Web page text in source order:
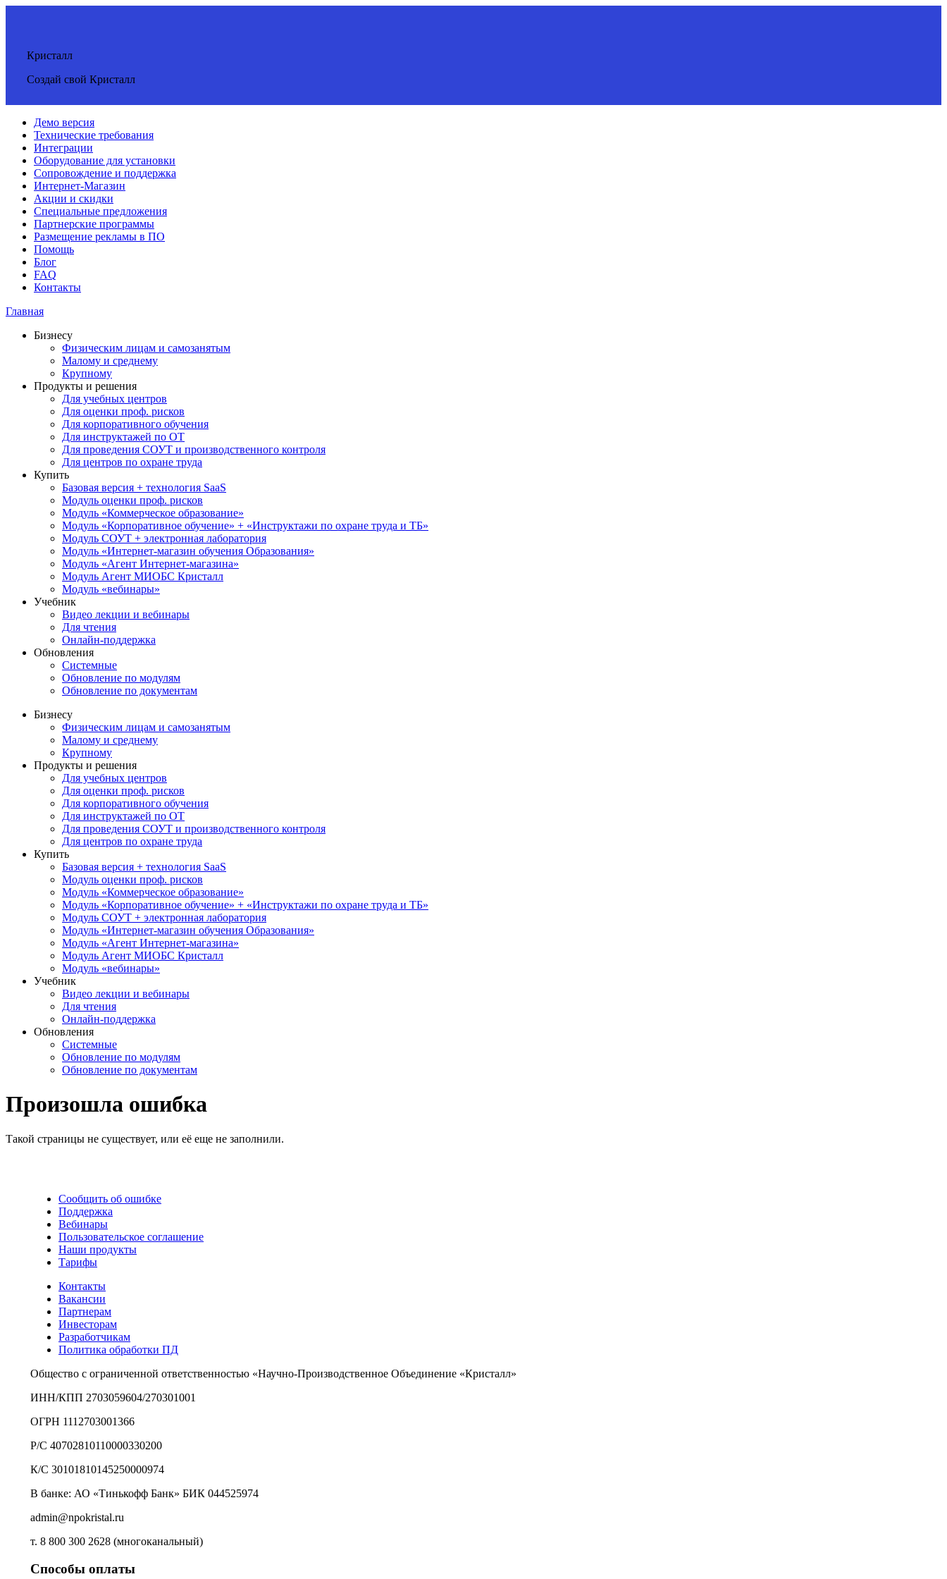
Кристалл
Создай свой Кристалл
Демо версия
Технические требования
Интеграции
Оборудование для установки
Сопровождение и поддержка
Интернет-Магазин
Акции и скидки
Специальные предложения
Партнерские программы
Размещение рекламы в ПО
Помощь
Блог
FAQ
Контакты
Главная
Бизнесу
Физическим лицам и самозанятым
Малому и среднему
Крупному
Продукты и решения
Для учебных центров
Для оценки проф. рисков
Для корпоративного обучения
Для инструктажей по ОТ
Для проведения СОУТ и производственного контроля
Для центров по охране труда
Купить
Базовая версия + технология SaaS
Модуль оценки проф. рисков
Модуль «Коммерческое образование»
Модуль «Корпоративное обучение» + «Инструктажи по охране труда и ТБ»
Модуль СОУТ + электронная лаборатория
Модуль «Интернет-магазин обучения Образования»
Модуль «Агент Интернет-магазина»
Модуль Агент МИОБС Кристалл
Модуль «вебинары»
Учебник
Видео лекции и вебинары
Для чтения
Онлайн-поддержка
Обновления
Системные
Обновление по модулям
Обновление по документам
Бизнесу
Физическим лицам и самозанятым
Малому и среднему
Крупному
Продукты и решения
Для учебных центров
Для оценки проф. рисков
Для корпоративного обучения
Для инструктажей по ОТ
Для проведения СОУТ и производственного контроля
Для центров по охране труда
Купить
Базовая версия + технология SaaS
Модуль оценки проф. рисков
Модуль «Коммерческое образование»
Модуль «Корпоративное обучение» + «Инструктажи по охране труда и ТБ»
Модуль СОУТ + электронная лаборатория
Модуль «Интернет-магазин обучения Образования»
Модуль «Агент Интернет-магазина»
Модуль Агент МИОБС Кристалл
Модуль «вебинары»
Учебник
Видео лекции и вебинары
Для чтения
Онлайн-поддержка
Обновления
Системные
Обновление по модулям
Обновление по документам
Произошла ошибка
Такой страницы не существует, или её еще не заполнили.
Сообщить об ошибке
Поддержка
Вебинары
Пользовательское соглашение
Наши продукты
Тарифы
Контакты
Вакансии
Партнерам
Инвесторам
Разработчикам
Политика обработки ПД
Общество с ограниченной ответственностью «Научно-Производственное Объединение «Кристалл»
ИНН/КПП 2703059604/270301001
ОГРН 1112703001366
Р/С 40702810110000330200
К/С 30101810145250000974
В банке: АО «Тинькофф Банк» БИК 044525974
admin@npokristal.ru
т. 8 800 300 2628 (многоканальный)
Способы оплаты